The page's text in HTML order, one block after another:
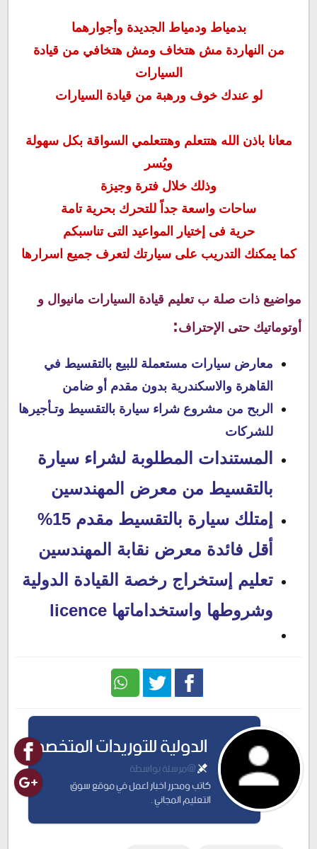
بدمياط ودمياط الجديدة وأجوارهما
من النهاردة مش هتخاف ومش هتخافي من قيادة
السيارات
لو عندك خوف ورهبة من قيادة السيارات
معانا باذن الله هتتعلم وهتتعلمي السواقة بكل سهولة
ويُسر
وذلك خلال فترة وجيزة
ساحات واسعة جداً للتحرك بحرية تامة
حرية فى إختيار المواعيد التى تناسبكم
كما يمكنك التدريب على سيارتك لتعرف جميع اسرارها
مواضيع ذات صلة بتعليم قيادة السيارات مانيوال و
أوتوماتيك حتى الإحتراف:
معارض سيارات مستعملة للبيع بالتقسيط في
القاهرة والاسكندرية بدون مقدم أو ضامن
الربح من مشروع شراء سيارة بالتقسيط وتـأجيرها
للشركات
المستندات المطلوبة لشراء سيارة
بالتقسيط من معرض المهندسين
إمتلك سيارة بالتقسيط مقدم 15%
أقل فائدة معرض نقابة المهندسين
تعليم إستخراج رخصة القيادة الدولية
وشروطها واستخداماتها licence
الدولية للتوريدات المتخصصة
@مرسلة بواسطة
كاتب ومحرر اخبار اعمل في موقع سوق
التعليم المجاني .